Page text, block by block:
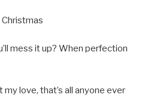
mess it up? When perfection
love, that’s all anyone ever